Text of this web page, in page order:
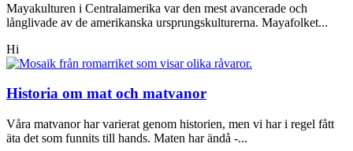
Mayakulturen i Centralamerika var den mest avancerade och
långlivade av de amerikanska ursprungskulturerna. Mayafolket...
Hi
Historia om mat och matvanor
Våra matvanor har varierat genom historien, men vi har i regel fått
äta det som funnits till hands. Maten har ändå -...